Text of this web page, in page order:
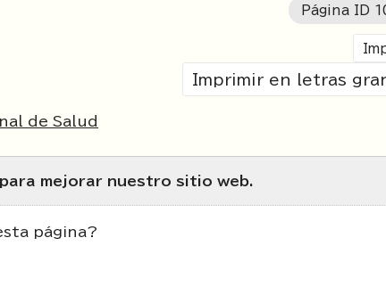
Página ID
Imprimir en letras
de Salud
mejorar nuestro sitio web.
página?